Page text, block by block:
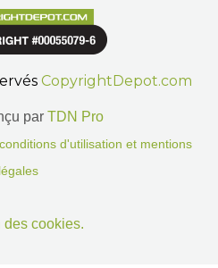
CopyrightDepot.com
par TDN Pro
d'utilisation et mentions
légales
des cookies.